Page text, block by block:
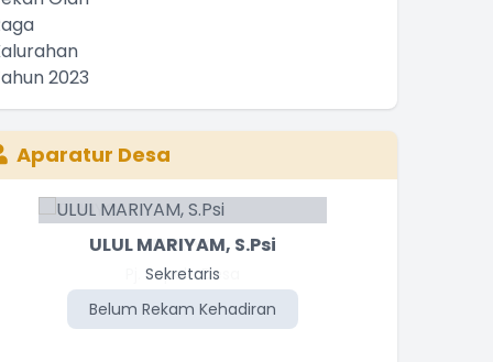
Aparatur Desa
ULUL MARIYAM, S.Psi
Sekretaris
Belum Rekam Kehadiran